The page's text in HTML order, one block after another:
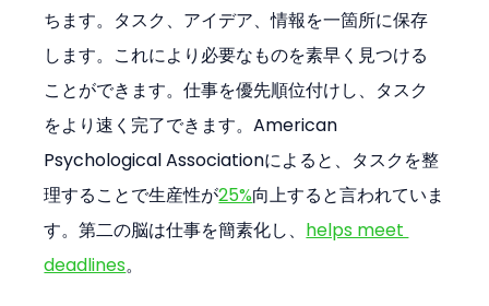
ちます。タスク、アイデア、情報を一箇所に保存
します。これにより必要なものを素早く見つける
ことができます。仕事を優先順位付けし、タスク
をより速く完了できます。American
Psychological Associationによると、タスクを整
理することで生産性が25%向上すると言われていま
す。第二の脳は仕事を簡素化し、 helps meet
deadlines。